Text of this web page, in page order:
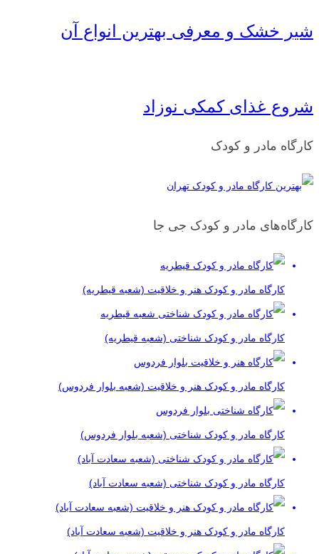
شیر خشک و معرفی بهترین انواع آن
شروع غذای کمکی نوزاد
کارگاه مادر و کودک
کارگاه‌های مادر و کودک جی جا
کارگاه مادر و کودک هنر و خلاقیت (شعبه قیطریه)
کارگاه مادر و کودک شناختی (شعبه قیطریه)
کارگاه مادر و کودک هنر و خلاقیت (شعبه بلوار فردوس)
کارگاه مادر و کودک شناختی (شعبه بلوار فردوس)
کارگاه مادر و کودک شناختی (شعبه سعادت آباد)
کارگاه مادر و کودک هنر و خلاقیت (شعبه سعادت آباد)